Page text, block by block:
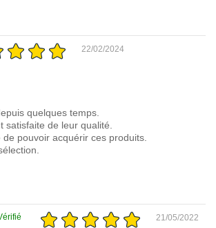
22/02/2024
quelques temps.
satisfaite de leur qualité.
pouvoir acquérir ces produits.
21/05/2022